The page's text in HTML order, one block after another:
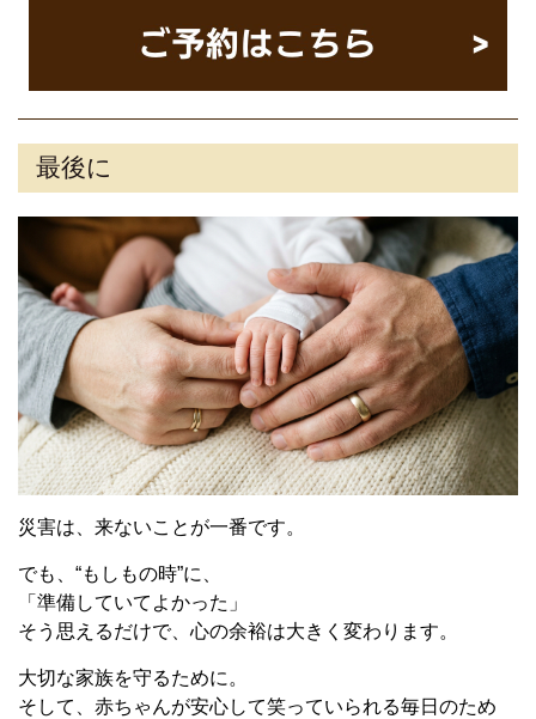
最後に
災害は、来ないことが一番です。
でも、“もしもの時”に、
「準備していてよかった」
そう思えるだけで、心の余裕は大きく変わります。
大切な家族を守るために。
そして、赤ちゃんが安心して笑っていられる毎日のため